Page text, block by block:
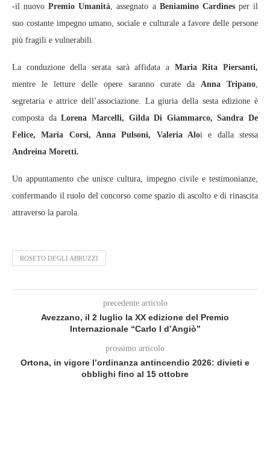
-il nuovo Premio Umanità, assegnato a Beniamino Cardinesper il
suo costante impegno umano, sociale e culturale a favore delle persone
più fragili e vulnerabili.
La conduzione della serata sarà affidata a Maria Rita Piersanti,
mentre le letture delle opere saranno curate da Anna Tripano,
segretaria e attrice dell’associazione. La giuria della sesta edizione è
composta daLorena Marcelli, Gilda Di Giammarco, Sandra De
Felice, Maria Corsi, Anna Pulsoni, Valeria Aloi e dalla stessa
Andreina Moretti.
Un appuntamento che unisce cultura, impegno civile e testimonianze,
confermando il ruolo del concorso come spazio di ascolto e di rinascita
attraverso la parola.
ROSETO DEGLI ABRUZZI
precedente articolo
Avezzano, il 2 luglio la XX edizione del Premio
Internazionale “Carlo I d’Angiò”
prossimo articolo
Ortona, in vigore l’ordinanza antincendio 2026: divieti e
obblighi fino al 15 ottobre